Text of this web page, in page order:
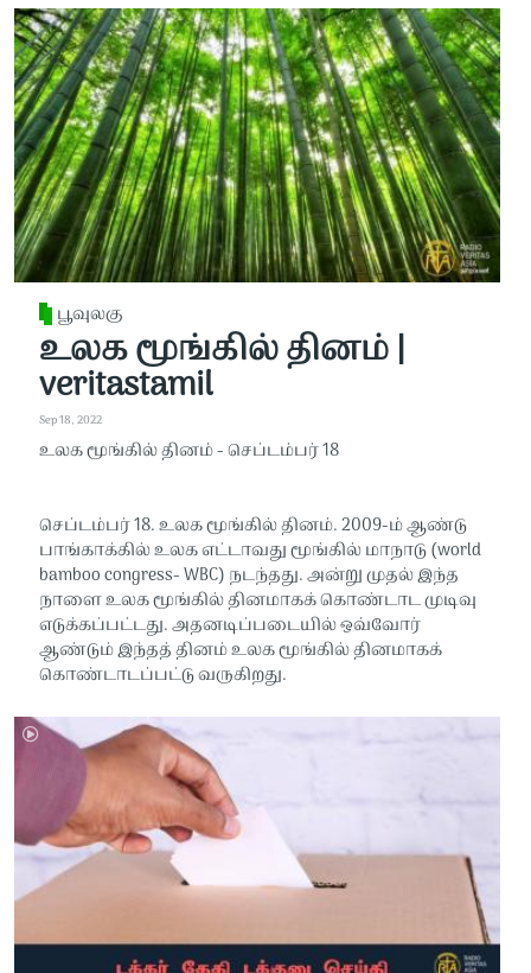
பூவுலகு
உலக மூங்கில் தினம் |
veritastamil
Sep 18, 2022
உலக மூங்கில் தினம் - செப்டம்பர் 18
செப்டம்பர் 18. உலக மூங்கில் தினம். 2009-ம் ஆண்டு
பாங்காக்கில் உலக எட்டாவது மூங்கில் மாநாடு (world
bamboo congress- WBC) நடந்தது. அன்று முதல் இந்த
நாளை உலக மூங்கில் தினமாகக் கொண்டாட முடிவு
எடுக்கப்பட்டது. அதனடிப்படையில் ஒவ்வோர்
ஆண்டும் இந்தத் தினம் உலக மூங்கில் தினமாகக்
கொண்டாடப்பட்டு வருகிறது.